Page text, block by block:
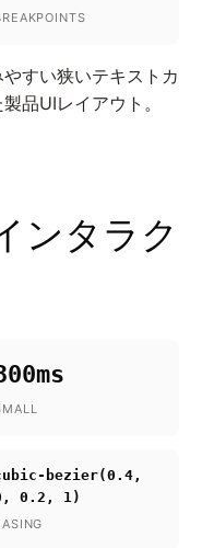
すい狭いテキストカ
品UIレイアウト。
ンタラク
bezier(0.4,
0.2, 1)